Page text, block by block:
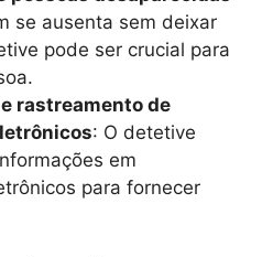
se ausenta sem deixar
pode ser crucial para
rastreamento de
: O detetive
em
para fornecer